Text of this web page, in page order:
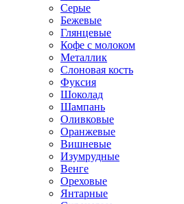
Серые
Бежевые
Глянцевые
Кофе с молоком
Металлик
Слоновая кость
Фуксия
Шоколад
Шампань
Оливковые
Оранжевые
Вишневые
Изумрудные
Венге
Ореховые
Янтарные